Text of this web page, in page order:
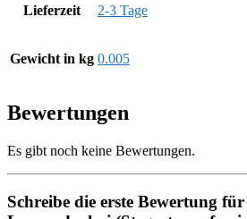
Lieferzeit 2-3 Tage
Gewicht in kg 0.005
Bewertungen
Es gibt noch keine Bewertungen.
Schreibe die erste Bewertung